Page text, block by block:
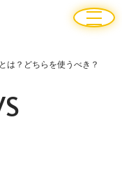
は？どちらを使うべき？
S